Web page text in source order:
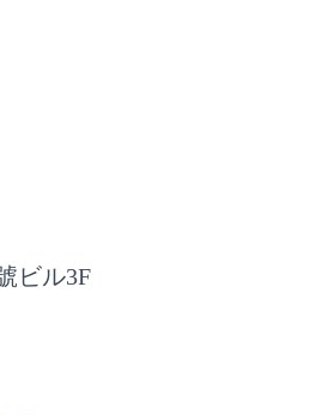
ビル3F